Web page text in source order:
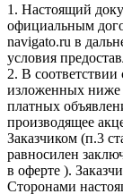
1. Настоящий
официальным
navigato.ru в
условия
2. В
изложенных ниже
платных
производящее
Заказчиком (п.3
равносилен
в оферте ).
Сторонами